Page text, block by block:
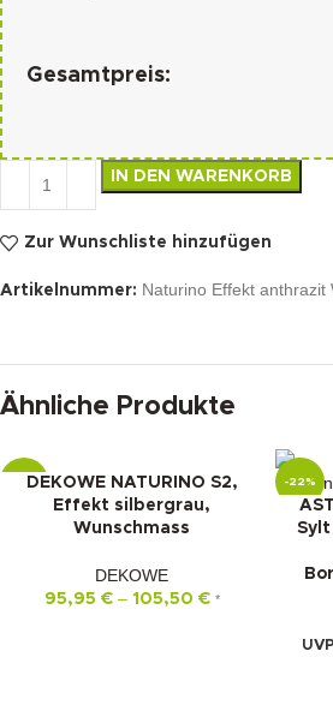
Gesamtpreis:
IN DEN WARENKORB
Zur Wunschliste hinzufügen
Artikelnummer: Naturino Effekt anthrazit
Ähnliche Produkte
-10%DEKOWE NATURINO S2,
Effekt silbergrau,
Wunschmass
DEKOWE
95,95 €– 105,50 € *
-22%
Sylt